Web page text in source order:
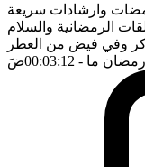
وارشادات سريعة
الرمضانية والسلام
وفي فيض من العطر
رمضان ما - 00:03:12 ضَ